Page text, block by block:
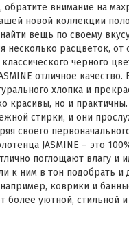
обратите внимание на
новой коллекции
вещь по своему
несколько расцветок, от
черного
отличное
хлопка и
красивы, но и практичны.
стирки, и они
своего
JASMINE – это
поглощают влагу и
к ним в тон подобрать и
коврики и
более уютной, стильной